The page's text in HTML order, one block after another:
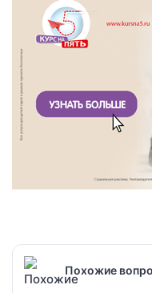
Похожие